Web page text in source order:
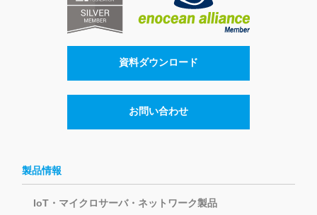
資料ダウンロード
お問い合わせ
製品情報
IoT・マイクロサーバ・ネットワーク製品